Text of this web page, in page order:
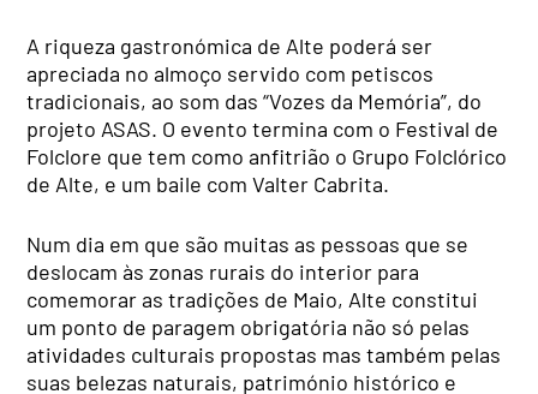
A riqueza gastronómica de Alte poderá ser
apreciada no almoço servido com petiscos
tradicionais, ao som das “Vozes da Memória”, do
projeto ASAS. O evento termina com o Festival de
Folclore que tem como anfitrião o Grupo Folclórico
de Alte, e um baile com Valter Cabrita.
Num dia em que são muitas as pessoas que se
deslocam às zonas rurais do interior para
comemorar as tradições de Maio, Alte constitui
um ponto de paragem obrigatória não só pelas
atividades culturais propostas mas também pelas
suas belezas naturais, património histórico e